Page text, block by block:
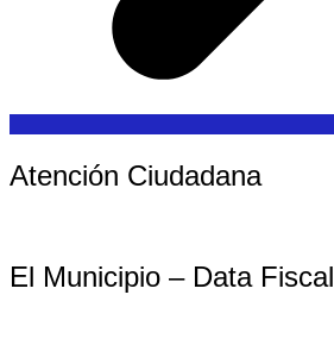
Atención Ciudadana
El Municipio – Data Fiscal